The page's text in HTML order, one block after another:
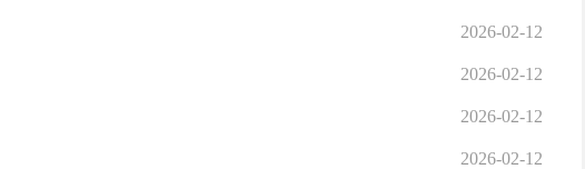
2026-02-12
2026-02-12
2026-02-12
2026-02-12